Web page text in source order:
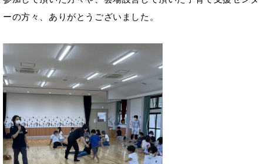
ーの方々、ありがとうございました。